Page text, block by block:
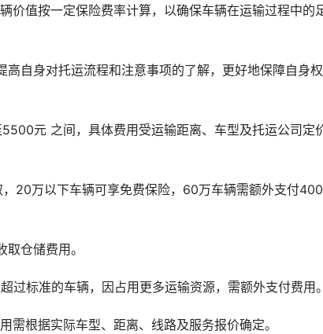
价值按一定保险费率计算，以确保车辆在运输过程中的
自身对托运流程和注意事项的了解，更好地保障自身权
元 之间，具体费用受运输距离、车型及托运公司定
20万以下车辆可享免费保险，60万车辆需额外支付
仓储费用。
过标准的车辆，因占用更多运输资源，需额外支付费用
根据实际车型、距离、线路及服务报价确定。